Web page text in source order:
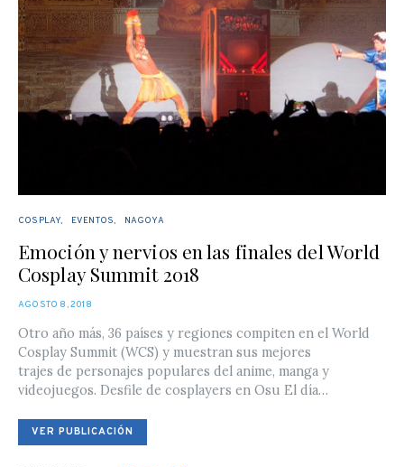
COSPLAY EVENTOS NAGOYA
Emoción y nervios en las finales del World
Cosplay Summit 2018
POSTED
AGOSTO 8, 2018
Otro año más, 36 países y regiones compiten en el World
Cosplay Summit (WCS) y muestran sus mejores
trajes de personajes populares del anime, manga y
videojuegos. Desfile de cosplayers en Osu El día…
VER PUBLICACIÓN